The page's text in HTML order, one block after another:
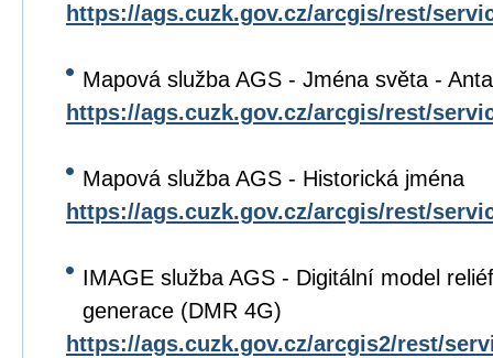
https://ags.cuzk.gov.cz/arcgis/rest/
Mapová služba AGS - Jména světa -
https://ags.cuzk.gov.cz/arcgis/rest/
Mapová služba AGS - Historická jména
https://ags.cuzk.gov.cz/arcgis/rest/
IMAGE služba AGS - Digitální model
generace (DMR 4G)
https://ags.cuzk.gov.cz/arcgis2/rest/